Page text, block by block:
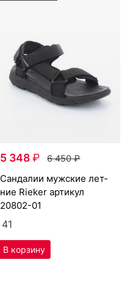
5 348₽ 6 450₽
сан­да­лии мужс­кие лет­
ние Ri­eker артикул
20802-01
41